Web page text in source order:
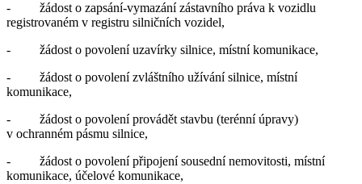
- žádost o zapsání-vymazání zástavního práva k vozidlu
registrovaném v registru silničních vozidel,
- žádost o povolení uzavírky silnice, místní komunikace,
- žádost o povolení zvláštního užívání silnice, místní
komunikace,
- žádost o povolení provádět stavbu (terénní úpravy)
v ochranném pásmu silnice,
- žádost o povolení připojení sousední nemovitosti, místní
komunikace, účelové komunikace,